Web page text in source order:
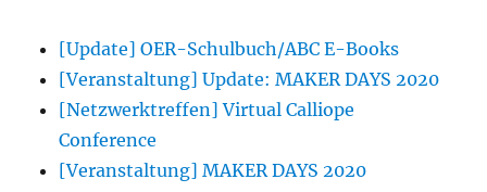
[Update] OER-Schulbuch/ABC E-Books
[Veranstaltung] Update: MAKER DAYS 2020
[Netzwerktreffen] Virtual Calliope
Conference
[Veranstaltung] MAKER DAYS 2020